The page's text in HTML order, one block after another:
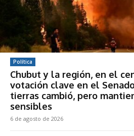
Política
Chubut y la región, en el
votación clave en el
tierras cambió, pero
sensibles
6 de agosto de 2026